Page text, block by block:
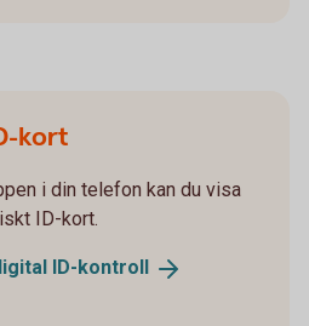
kort
i din telefon kan du visa
ID-kort.
ID-kontroll